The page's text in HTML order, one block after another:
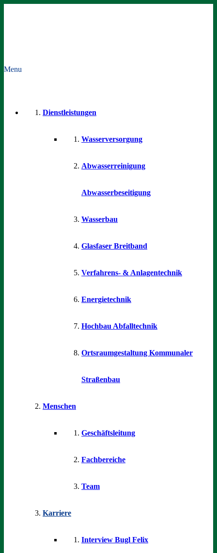
Menu
Dienstleistungen
Wasserversorgung
Abwasserreinigung
Abwasserbeseitigung
Wasserbau
Glasfaser Breitband
Verfahrens- & Anlagentechnik
Energietechnik
Hochbau Abfalltechnik
Ortsraumgestaltung Kommunaler
Straßenbau
Menschen
Geschäftsleitung
Fachbereiche
Team
Karriere
Interview Bugl Felix